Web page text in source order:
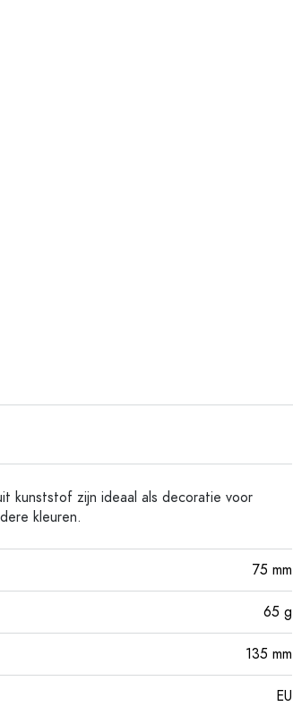
hengsel
Flessen met ronde schouder
Aluminium flessen
kunststof zijn ideaal als decoratie voor
kleuren.
75 mm
65 g
135 mm
EU